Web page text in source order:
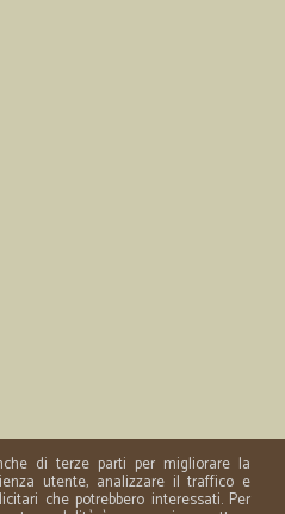
di terze parti per migliorare la
utente, analizzare il traffico e
che potrebbero interessati. Per